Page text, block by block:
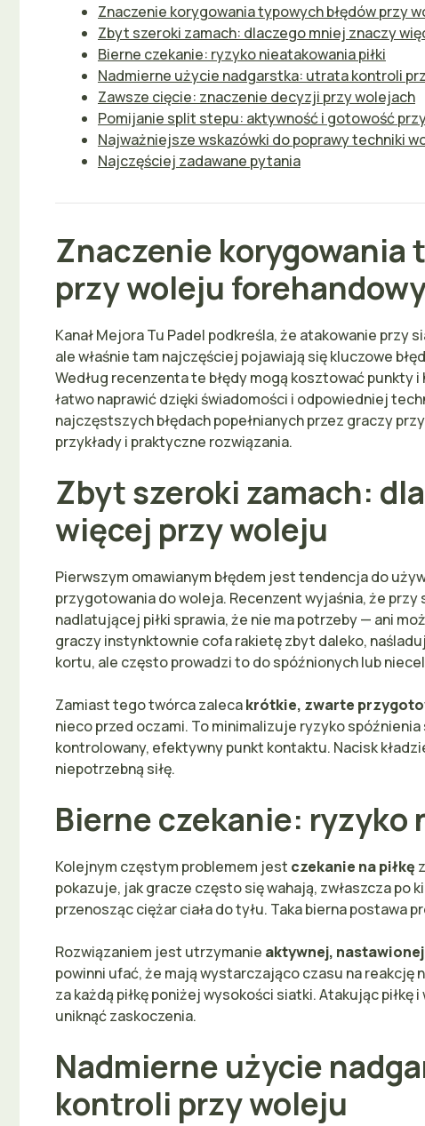
Znaczenie korygowania typowych błędów przy
Zbyt szeroki zamach: dlaczego mniej znaczy
Bierne czekanie: ryzyko nieatakowania piłki
Nadmierne użycie nadgarstka: utrata kontroli
Zawsze cięcie: znaczenie decyzji przy wolejach
Pomijanie split stepu: aktywność i gotowość
Najważniejsze wskazówki do poprawy techniki
Najczęściej zadawane pytania
Znaczenie korygowania
przy woleju
Kanał Mejora Tu Padel podkreśla, że atakowanie przy
ale właśnie tam najczęściej pojawiają się kluczowe
Według recenzenta te błędy mogą kosztować punkty
łatwo naprawić dzięki świadomości i odpowiedniej
najczęstszych błędach popełnianych przez graczy
przykłady i praktyczne rozwiązania.
Zbyt szeroki zamach:
więcej przy woleju
Pierwszym omawianym błędem jest tendencja do
przygotowania do woleja. Recenzent wyjaśnia, że
nadlatującej piłki sprawia, że nie ma potrzeby — ani
graczy instynktownie cofa rakietę zbyt daleko,
kortu, ale często prowadzi to do spóźnionych lub
Zamiast tego twórca zalecakrótkie, zwarte
nieco przed oczami. To minimalizuje ryzyko spóźnienia
kontrolowany, efektywny punkt kontaktu. Nacisk
niepotrzebną siłę.
Bierne czekanie: ryzyko
Kolejnym częstym problemem jest czekanie na piłkę
pokazuje, jak gracze często się wahają, zwłaszcza po
przenosząc ciężar ciała do tyłu. Taka bierna postawa
Rozwiązaniem jest utrzymanie aktywnej,
powinni ufać, że mają wystarczająco czasu na reakcję
za każdą piłkę poniżej wysokości siatki. Atakując piłkę
uniknąć zaskoczenia.
Nadmierne użycie
kontroli przy woleju